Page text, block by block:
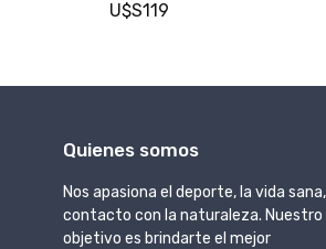
U$S119
Quienes somos
Nos apasiona el deporte, la vida sana,
contacto con la naturaleza. Nuestro
objetivo es brindarte el mejor